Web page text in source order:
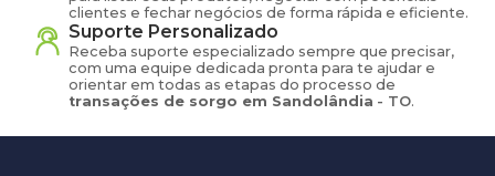
clientes e fechar negócios de forma rápida e eficiente.
Suporte Personalizado
Receba suporte especializado sempre que precisar,
com uma equipe dedicada pronta para te ajudar e
orientar em todas as etapas do processo de
transações de sorgo em Sandolândia - TO.